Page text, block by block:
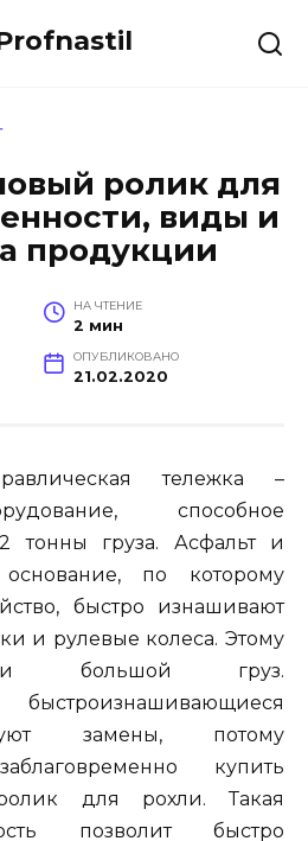
ролик для
виды и
продукции
НА ЧТЕНИЕ
2 мин
ОПУБЛИКОВАНО
21.02.2020
тележка –
способное
тонны груза. Асфальт и
по которому
быстро изнашивают
и рулевые колеса. Этому
и большой груз.
быстроизнашивающиеся
замены, потому
купить
для рохли. Такая
позволит быстро